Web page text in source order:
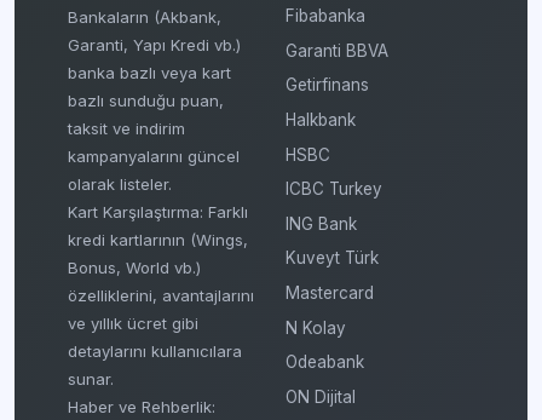
Bankaların (Akbank,
Garanti, Yapı Kredi vb.)
banka bazlı veya kart
bazlı sunduğu puan,
taksit ve indirim
kampanyalarını güncel
olarak listeler.
Kart Karşılaştırma: Farklı
kredi kartlarının (Wings,
Bonus, World vb.)
özelliklerini, avantajlarını
ve yıllık ücret gibi
detaylarını kullanıcılara
sunar.
Haber ve Rehberlik:
Fibabanka
Garanti BBVA
Getirfinans
Halkbank
HSBC
ICBC Turkey
ING Bank
Kuveyt Türk
Mastercard
N Kolay
Odeabank
ON Dijital